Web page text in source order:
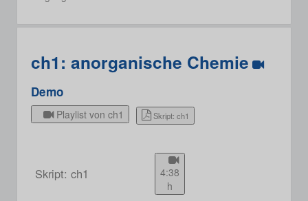
ch1: anorganische Chemie
Demo
Playlist von ch1 Skript: ch1
Skript: ch1
4:38
h